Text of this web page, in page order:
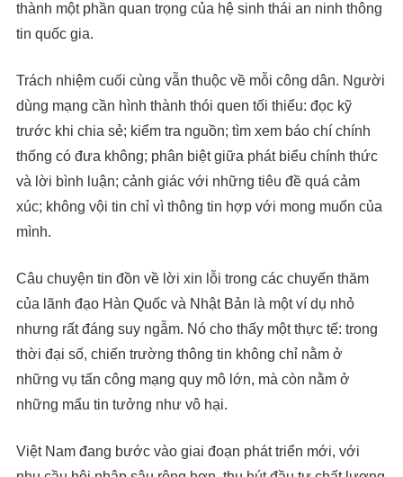
thành một phần quan trọng của hệ sinh thái an ninh thông
tin quốc gia.
Trách nhiệm cuối cùng vẫn thuộc về mỗi công dân. Người
dùng mạng cần hình thành thói quen tối thiểu: đọc kỹ
trước khi chia sẻ; kiểm tra nguồn; tìm xem báo chí chính
thống có đưa không; phân biệt giữa phát biểu chính thức
và lời bình luận; cảnh giác với những tiêu đề quá cảm
xúc; không vội tin chỉ vì thông tin hợp với mong muốn của
mình.
Câu chuyện tin đồn về lời xin lỗi trong các chuyến thăm
của lãnh đạo Hàn Quốc và Nhật Bản là một ví dụ nhỏ
nhưng rất đáng suy ngẫm. Nó cho thấy một thực tế: trong
thời đại số, chiến trường thông tin không chỉ nằm ở
những vụ tấn công mạng quy mô lớn, mà còn nằm ở
những mẩu tin tưởng như vô hại.
Việt Nam đang bước vào giai đoạn phát triển mới, với